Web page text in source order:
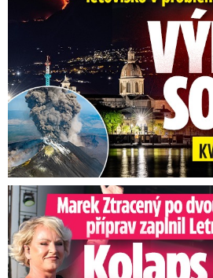
Marek Ztracený na Letné: Pártlová